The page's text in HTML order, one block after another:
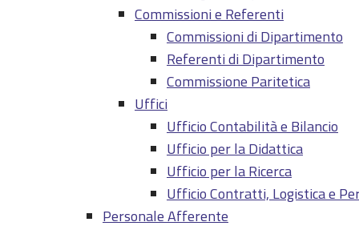
Commissioni e Referenti
Commissioni di Dipartimento
Referenti di Dipartimento
Commissione Paritetica
Uffici
Ufficio Contabilità e Bilancio
Ufficio per la Didattica
Ufficio per la Ricerca
Ufficio Contratti, Logistica e
Personale Afferente